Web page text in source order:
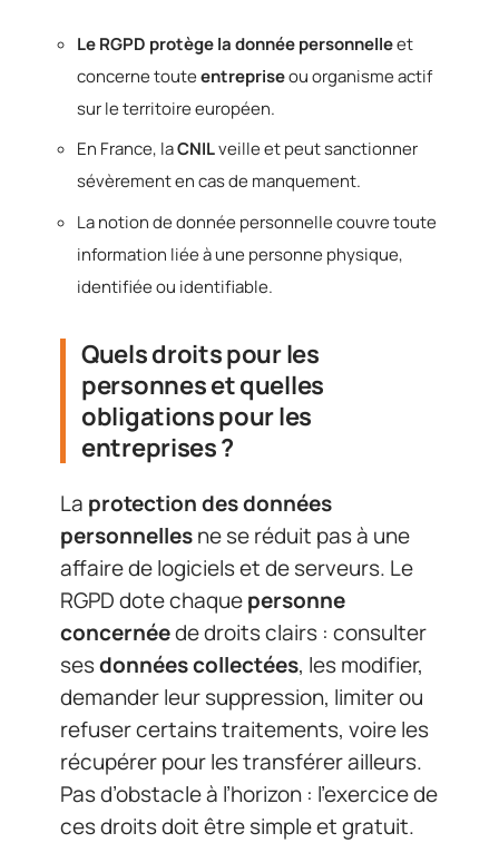
Le RGPD protège la donnée personnelleet
concerne touteentrepriseou organisme actif
sur le territoire européen.
En France, laCNILveille et peut sanctionner
sévèrement en cas de manquement.
La notion de donnée personnelle couvre toute
information liée à une personne physique,
identifiée ou identifiable.
Quels droits pour les
personnes et quelles
obligations pour les
entreprises ?
La protection des données
personnellesne se réduit pas à une
affaire de logiciels et de serveurs. Le
RGPD dote chaquepersonne
concernéede droits clairs : consulter
sesdonnées collectées, les modifier,
demander leur suppression, limiter ou
refuser certains traitements, voire les
récupérer pour les transférer ailleurs.
Pas d’obstacle à l’horizon : l’exercice de
ces droits doit être simple et gratuit.